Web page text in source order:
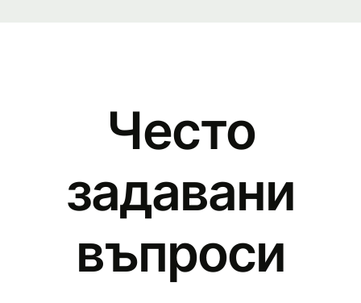
Често
задавани
въпроси